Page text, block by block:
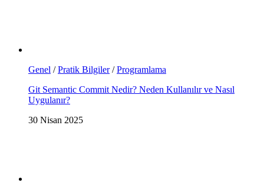
Genel /Pratik Bilgiler/Programlama
Git Semantic Commit Nedir? Neden Kullanılır ve Nasıl
Uygulanır?
30 Nisan 2025